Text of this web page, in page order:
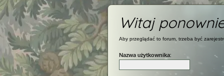
Witaj
Aby przeglądać to forum, trzeba być
Nazwa użytkownika: